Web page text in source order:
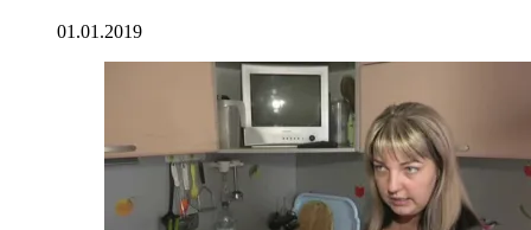
01.01.2019